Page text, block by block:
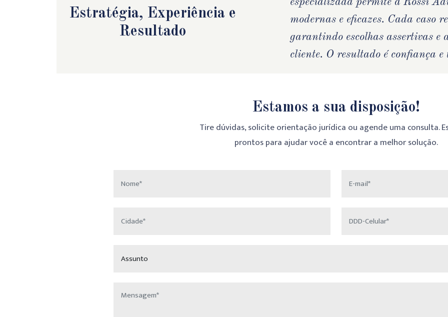
Estratégia, Experiência e
Resultado
modernas e eficazes. Cada caso
garantindo escolhas assertivas e
cliente. O resultado é confiança
Estamos a sua disposição!
Tire dúvidas, solicite orientação jurídica ou agende uma consulta.
prontos para ajudar você a encontrar a melhor solução.